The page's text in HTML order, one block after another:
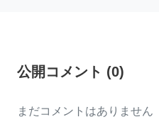
公開コメント (0)
まだコメントはありません